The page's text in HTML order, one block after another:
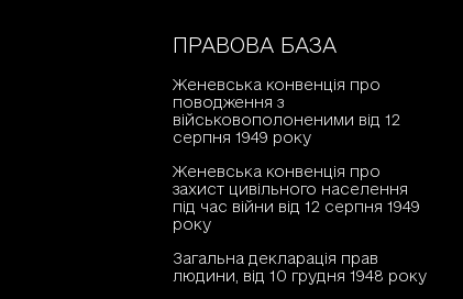
ПРАВОВА БАЗА
Женевська конвенція про
поводження з
військовополоненими від 12
серпня 1949 року
Женевська конвенція про
захист цивільного населення
під час війни від 12 серпня 1949
року
Загальна декларація прав
людини, від 10 грудня 1948 року